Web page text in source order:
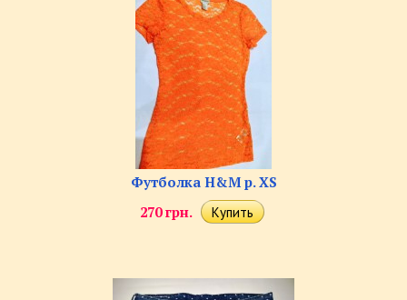
Футболка H&M р. XS
270 грн.